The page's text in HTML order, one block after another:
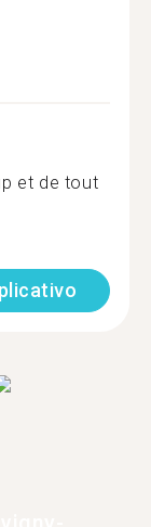
et de tout